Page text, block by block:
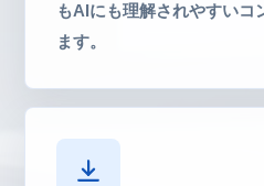
もAIにも理解されやすいコ
ます。